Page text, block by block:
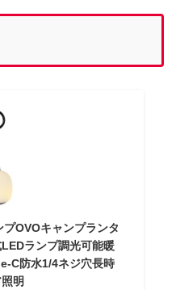
OVOキャンプランタ
ランプ調光可能暖
C防水1/4ネジ穴長時
明